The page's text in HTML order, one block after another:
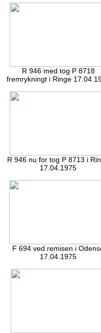
R 946 med tog P 8718
fremrykningt i Ringe
R 946 nu for tog P 8713 i
17.04.1975
F 694 ved remisen i
17.04.1975